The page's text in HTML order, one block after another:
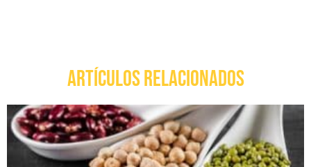
ARTÍCULOS RELACIONADOS